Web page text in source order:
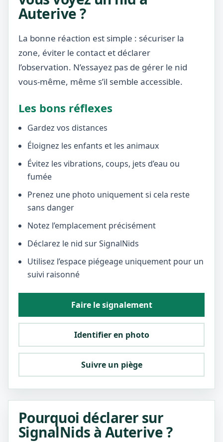
Auterive ?
La bonne réaction est simple : sécuriser la
zone, éviter le contact et déclarer
l’observation. N’essayez pas de gérer le nid
vous-même, même s’il semble accessible.
Les bons réflexes
Gardez vos distances
Éloignez les enfants et les animaux
Évitez les vibrations, coups, jets d’eau ou
fumée
Prenez une photo uniquement si cela reste
sans danger
Notez l’emplacement précisément
Déclarez le nid sur SignalNids
Utilisez l’espace piégeage uniquement pour un
suivi raisonné
Faire le signalement
Identifier en photo
Suivre un piège
Pourquoi déclarer sur
SignalNids à Auterive ?